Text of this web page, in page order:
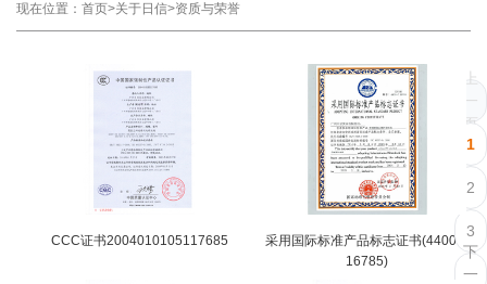
现在位置： 首页>关于日信>资质与荣誉
CCC证书2004010105117685
采用国际标准产品标志证书(4400 C
16785)
一
页
1
2
3
下
一